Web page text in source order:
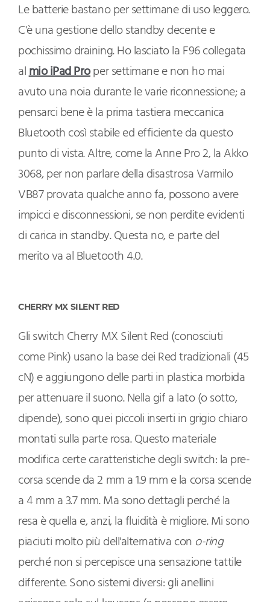
Le batterie bastano per settimane di uso leggero.
C'è una gestione dello standby decente e
pochissimo draining. Ho lasciato la F96 collegata
almio iPad Proper settimane e non ho mai
avuto una noia durante le varie riconnessione; a
pensarci bene è la prima tastiera meccanica
Bluetooth così stabile ed efficiente da questo
punto di vista. Altre, come la Anne Pro 2, la Akko
3068, per non parlare della disastrosa Varmilo
VB87 provata qualche anno fa, possono avere
impicci e disconnessioni, se non perdite evidenti
di carica in standby. Questa no, e parte del
merito va al Bluetooth 4.0.
CHERRY MX SILENT RED
Gli switch Cherry MX Silent Red (conosciuti
come Pink) usano la base dei Red tradizionali (45
cN) e aggiungono delle parti in plastica morbida
per attenuare il suono. Nella gif a lato (o sotto,
dipende), sono quei piccoli inserti in grigio chiaro
montati sulla parte rosa. Questo materiale
modifica certe caratteristiche degli switch: la pre-
corsa scende da 2 mm a 1.9 mm e la corsa scende
a 4 mm a 3.7 mm. Ma sono dettagli perché la
resa è quella e, anzi, la fluidità è migliore. Mi sono
piaciuti molto più dell'alternativa con o-ring
perché non si percepisce una sensazione tattile
differente. Sono sistemi diversi: gli anellini